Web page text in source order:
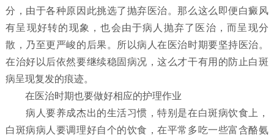
分，由于各种原因此挑选了抛弃医治。那么这么即便白癜风
有呈现好转的现象，也会由于病人抛弃了医治，而呈现分
散，乃至更严峻的后果。所以病人在医治时期要坚持医治。
在治好以后依然要继续稳固病况，这么才干有用的防止白斑
病呈现复发的痕迹。
在医治时期也要做好相应的护理作业
病人要养成杰出的生活习惯，特别是在白斑病饮食上，
白斑病病人要调理好自个的饮食，在平常多吃一些富含酪氨